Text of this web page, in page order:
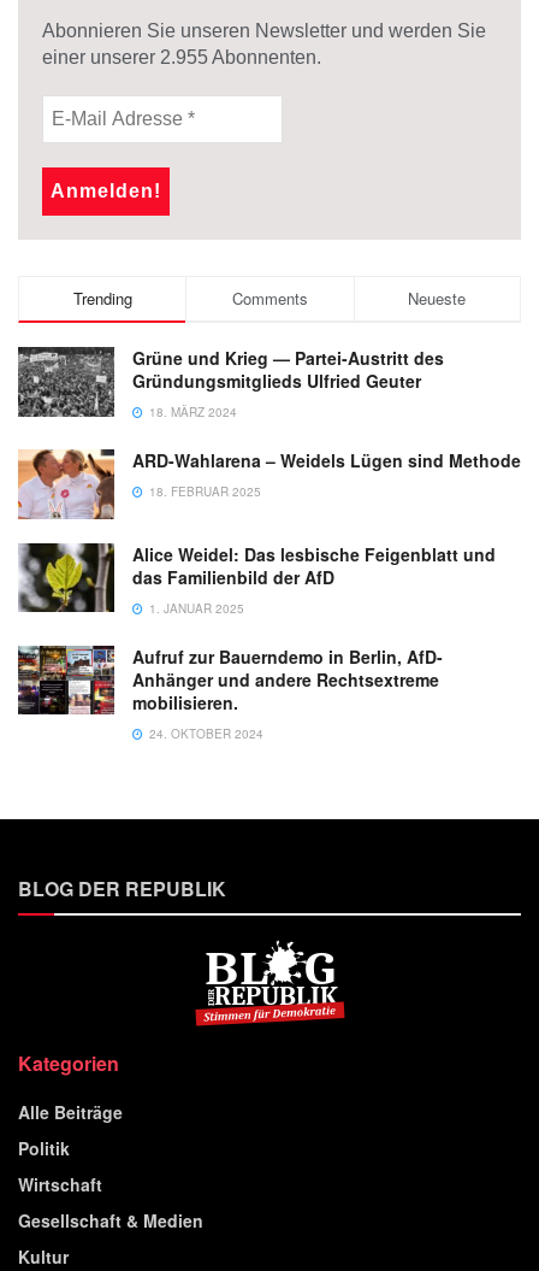
Abonnieren Sie unseren Newsletter und werden Sie
einer unserer 2.955Abonnenten.
Trending Comments Neueste
Grüne und Krieg — Partei-Austritt des
Gründungsmitglieds Ulfried Geuter
18. MÄRZ 2024
ARD-Wahlarena – Weidels Lügen sind Methode
18. FEBRUAR 2025
Alice Weidel: Das lesbische Feigenblatt und
das Familienbild der AfD
1. JANUAR 2025
Aufruf zur Bauerndemo in Berlin, AfD-
Anhänger und andere Rechtsextreme
mobilisieren.
24. OKTOBER 2024
BLOG DER REPUBLIK
Kategorien
Alle Beiträge
Politik
Wirtschaft
Gesellschaft & Medien
Kultur